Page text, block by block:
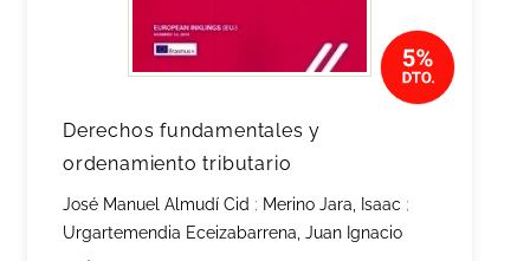
Derechos fundamentales y
ordenamiento tributario
José Manuel Almudí Cid ; Merino Jara, Isaac ;
Urgartemendia Eceizabarrena, Juan Ignacio